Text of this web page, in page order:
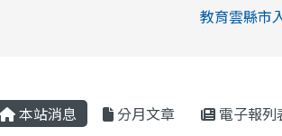
link to
教育雲縣市
本站消息 分月文章 電子報列